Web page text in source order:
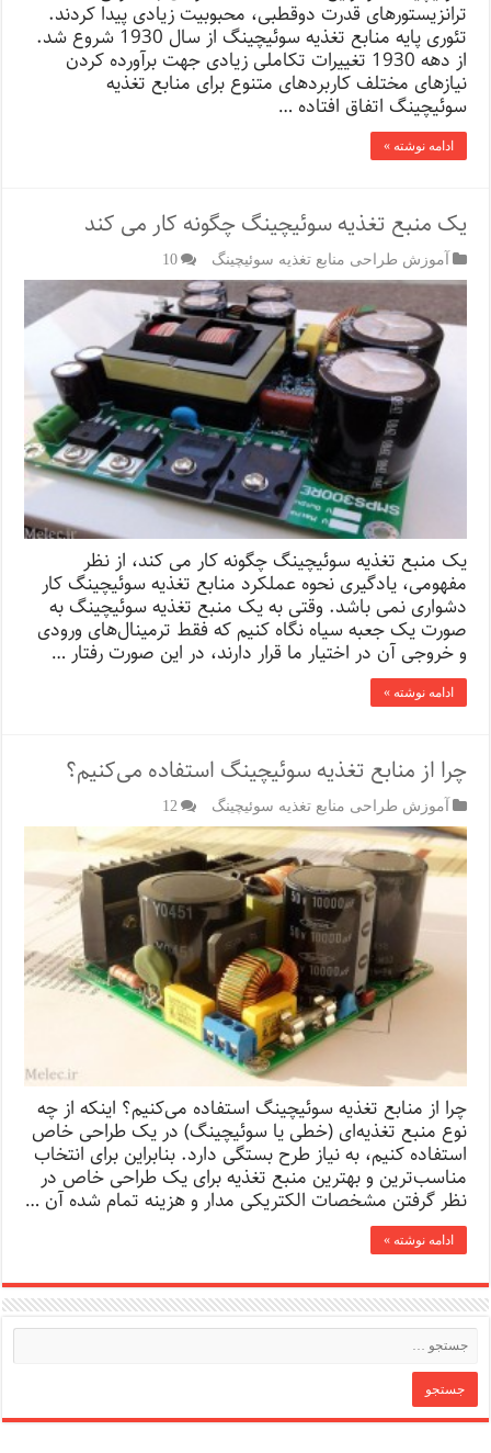
ترانزیستورهای قدرت دوقطبی، محبوبیت زیادی پیدا کردند.
تئوری پایه منابع تغذیه سوئیچینگ از سال 1930 شروع شد.
از دهه 1930 تغییرات تکاملی زیادی جهت برآورده کردن
نیازهای مختلف کاربردهای متنوع برای منابع تغذیه
سوئیچینگ اتفاق افتاده …
ادامه نوشته »
یک منبع تغذیه سوئیچینگ چگونه کار می کند
آموزش طراحی منابع تغذیه سوئیچینگ 10
یک منبع تغذیه سوئیچینگ چگونه کار می کند، از نظر
مفهومی، یادگیری نحوه عملکرد منابع تغذیه سوئیچینگ کار
دشواری نمی باشد. وقتی به یک منبع تغذیه سوئیچینگ به
صورت یک جعبه سیاه نگاه کنیم که فقط ترمینال‌های ورودی
و خروجی آن در اختیار ما قرار دارند، در این صورت رفتار …
ادامه نوشته »
چرا از منابع تغذیه سوئیچینگ استفاده می‌کنیم؟
آموزش طراحی منابع تغذیه سوئیچینگ 12
چرا از منابع تغذیه سوئیچینگ استفاده می‌کنیم؟ اینکه از چه
نوع منبع تغذیه‌ای (خطی یا سوئیچینگ) در یک طراحی خاص
استفاده کنیم، به نیاز طرح بستگی دارد. بنابراین برای انتخاب
مناسب‌ترین و بهترین منبع تغذیه برای یک طراحی خاص در
نظر گرفتن مشخصات الکتریکی مدار و هزینه تمام شده آن …
ادامه نوشته »